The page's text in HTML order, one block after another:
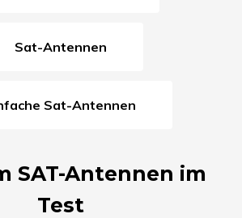
Sat-Antennen
Sat-Antennen
SAT-Antennen im
Test